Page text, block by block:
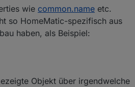
wie common.name etc.
so HomeMatic-spezifisch aus
haben, als Beispiel:
Objekt über irgendwelche